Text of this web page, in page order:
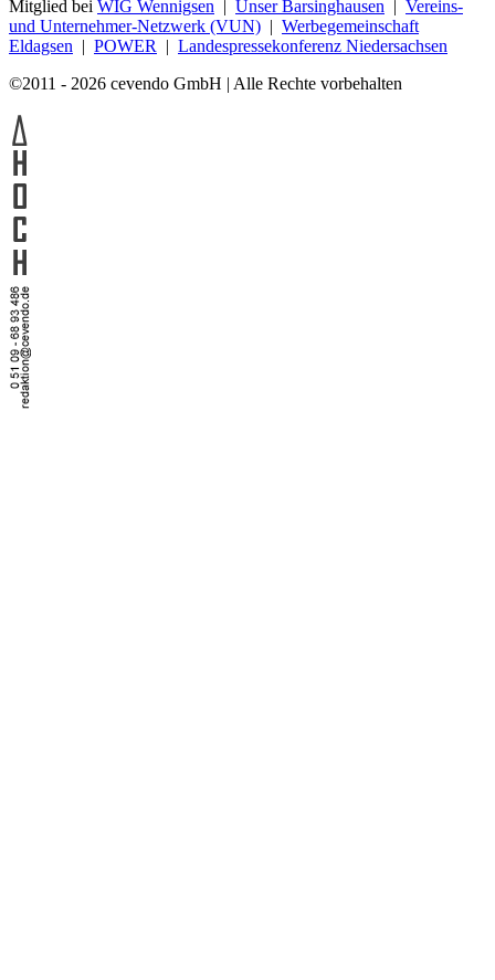
Mitglied bei WIG Wennigsen | Unser Barsinghausen | Vereins-
und Unternehmer-Netzwerk (VUN) | Werbegemeinschaft
Eldagsen | POWER | Landespressekonferenz Niedersachsen
©2011 - 2026 cevendo GmbH | Alle Rechte vorbehalten